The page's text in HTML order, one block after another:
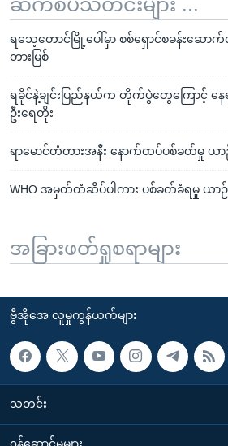
ရသေ့တောင်မြို့ပေါ်မှာ စစ်ရှောင်စခန်းဆေ
တားမြစ်
ရခိုင်နဲ့ချင်းပြည်နယ်က တိုက်ပွဲတွေကြောင့် နေ
ဦးရေတိုး
ရာမောင်တံတားအနီး နောက်ထပ်ပစ်ခတ်မှု ယာ
WHO အမှတ်တံဆိပ်ပါကား ပစ်ခတ်ခံရမှု ယာဉ်
အခြားဖတ်ရှုစရာများ
ဗွီအိုအေ လူမှုကွန်ယက်များ
သတင်း